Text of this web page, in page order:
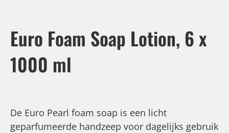
Euro Foam Soap Lotion, 6 x
1000 ml
De Euro Pearl foam soap is een licht
geparfumeerde handzeep voor dagelijks gebruik